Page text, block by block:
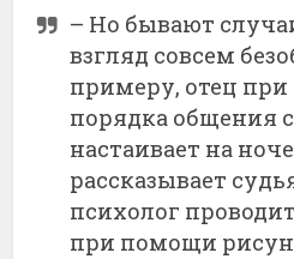
– Но бывают
взгляд совсем
примеру, отец
порядка общения
настаивает на
рассказывает
психолог
при помощи